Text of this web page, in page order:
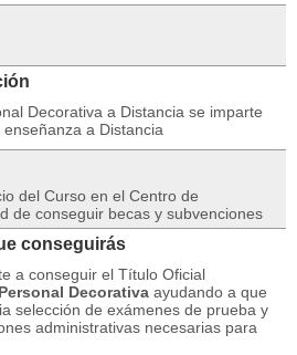
Decorativa a Distancia se imparte
a Distancia
del Curso en el Centro de
de conseguir becas y subvenciones
conseguirás
a conseguir el Título Oficial
Decorativa ayudando a que
selección de exámenes de prueba y
administrativas necesarias para